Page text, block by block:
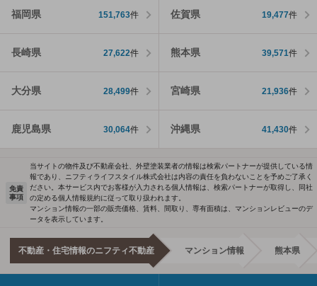
福岡県 151,763件 佐賀県 19,477件
長崎県 27,622件 熊本県 39,571件
大分県 28,499件 宮崎県 21,936件
鹿児島県 30,064件 沖縄県 41,430件
免責
事項
当サイトの物件及び不動産会社、外壁塗装業者の情報は検索パートナーが提供している情
報であり、ニフティライフスタイル株式会社は内容の責任を負わないことを予めご了承く
ださい。本サービス内でお客様が入力される個人情報は、検索パートナーが取得し、同社
の定める個人情報規約に従って取り扱われます。
マンション情報の一部の販売価格、賃料、間取り、専有面積は、マンションレビューのデ
ータを表示しています。
不動産・住宅情報のニフティ不動産 マンション情報 熊本県